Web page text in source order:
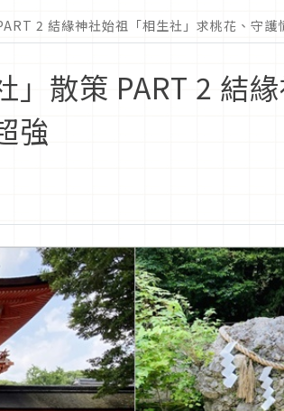
2 結緣神社始祖「相生社」求桃花、守護
」散策 PART 2 結
強